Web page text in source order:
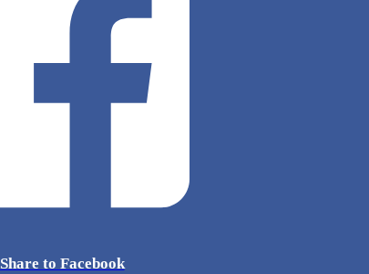
Share to Facebook